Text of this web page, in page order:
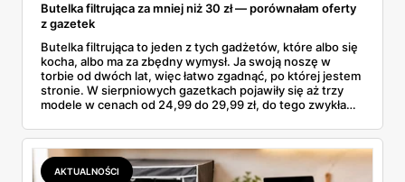
Butelka filtrująca za mniej niż 30 zł — porównałam oferty
z gazetek
Butelka filtrująca to jeden z tych gadżetów, które albo się
kocha, albo ma za zbędny wymysł. Ja swoją noszę w
torbie od dwóch lat, więc łatwo zgadnąć, po której jestem
stronie. W sierpniowych gazetkach pojawiły się aż trzy
modele w cenach od 24,99 do 29,99 zł, do tego zwykła
wszystkie oferty i policzyłam, kiedy taki zakup faktycznie
się opłaca.
AKTUALNOŚCI